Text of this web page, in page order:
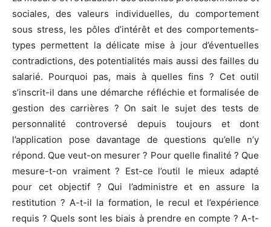
sociales, des valeurs individuelles, du comportement
sous stress, les pôles d’intérêt et des comportements-
types permettent la délicate mise à jour d’éventuelles
contradictions, des potentialités mais aussi des failles du
salarié. Pourquoi pas, mais à quelles fins ? Cet outil
s’inscrit-il dans une démarche réfléchie et formalisée de
gestion des carrières ? On sait le sujet des tests de
personnalité controversé depuis toujours et dont
l’application pose davantage de questions qu’elle n’y
répond. Que veut-on mesurer ? Pour quelle finalité ? Que
mesure-t-on vraiment ? Est-ce l’outil le mieux adapté
pour cet objectif ? Qui l’administre et en assure la
restitution ? A-t-il la formation, le recul et l’expérience
requis ? Quels sont les biais à prendre en compte ? A-t-